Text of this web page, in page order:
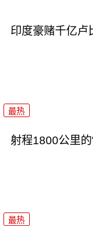
印度豪赌千亿卢
最热
射程1800公里的
最热